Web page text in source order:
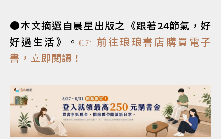
●本文摘選自晨星出版之《跟著24節氣，好
好過生活》。 👉 前往琅琅書店購買電子
書，立即閱讀！